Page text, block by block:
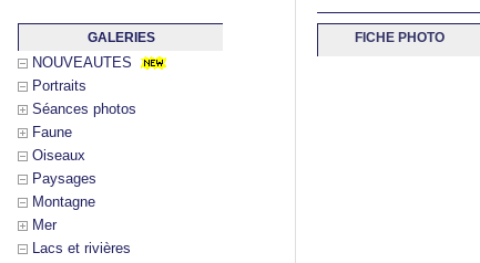
GALERIES
NOUVEAUTES
Portraits
Séances photos
Faune
Oiseaux
Paysages
Montagne
Mer
Lacs et rivières
FICHE PHOTO